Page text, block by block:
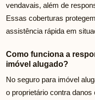
vendavais, além de
Essas coberturas
assistência rápida em
Como funciona a
imóvel alugado?
No seguro para imóvel
o proprietário contra